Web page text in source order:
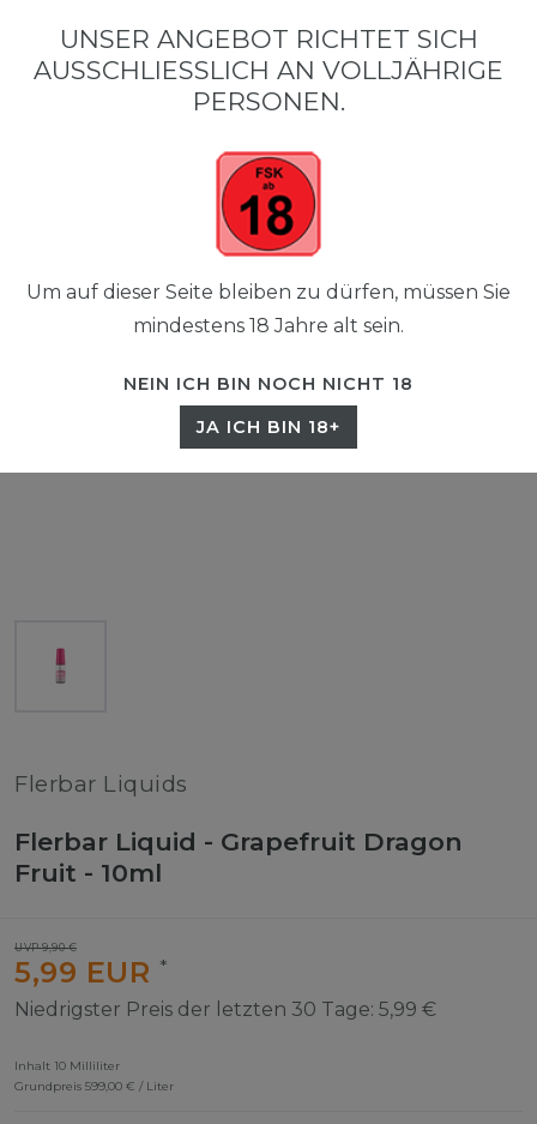
0
0,00 EUR
Flerbar Liquids
Flerbar Liquid - Grapefruit Dragon
Fruit - 10ml
UVP 9,90 €
5,99 EUR *
Niedrigster Preis der letzten 30 Tage: 5,99 €
Inhalt 10 Milliliter
Grundpreis 599,00 € / Liter
UNSER ANGEBOT RICHTET SICH
AUSSCHLIESSLICH AN VOLLJÄHRIGE P
ERSONEN.
Um auf dieser Seite bleiben zu dürfen, müssen Sie
mindestens 18 Jahre alt sein.
NEIN ICH BIN NOCH NICHT 18
JA ICH BIN 18+